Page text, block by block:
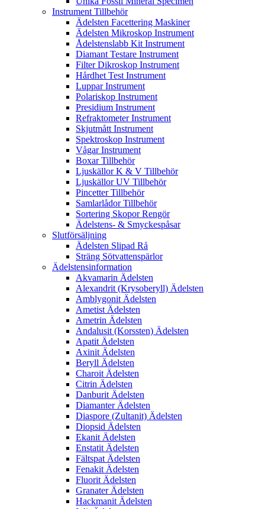
Instrument Tillbehör
Ädelsten Facettering Maskiner
Ädelsten Mikroskop Instrument
Ådelstenslabb Kit Instrument
Diamant Testare Instrument
Filter Dikroskop Instrument
Hårdhet Test Instrument
Luppar Instrument
Polariskop Instrument
Presidium Instrument
Refraktometer Instrument
Skjutmått Instrument
Spektroskop Instrument
Vågar Instrument
Boxar Tillbehör
Ljuskällor K & V Tillbehör
Ljuskällor UV Tillbehör
Pincetter Tillbehör
Samlarlådor Tillbehör
Sortering Skopor Rengör
Ädelstens- & Smyckespåsar
Slutförsäljning
Ädelsten Slipad Rå
Sträng Sötvattenspärlor
Ädelstensinformation
Akvamarin Ädelsten
Alexandrit (Krysoberyll) Ädelsten
Amblygonit Ädelsten
Ametist Ädelsten
Ametrin Ädelsten
Andalusit (Korssten) Ädelsten
Apatit Ädelsten
Axinit Ädelsten
Beryll Ädelsten
Charoit Ädelsten
Citrin Ädelsten
Danburit Ädelsten
Diamanter Ädelsten
Diaspore (Zultanit) Ädelsten
Diopsid Ädelsten
Ekanit Ädelsten
Enstatit Ädelsten
Fältspat Ädelsten
Fenakit Ädelsten
Fluorit Ädelsten
Granater Ädelsten
Hackmanit Ädelsten